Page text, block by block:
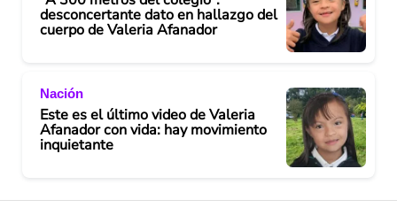
desconcertante dato en hallazgo del
cuerpo de Valeria Afanador
Nación
Este es el último video de Valeria
Afanador con vida: hay movimiento
inquietante